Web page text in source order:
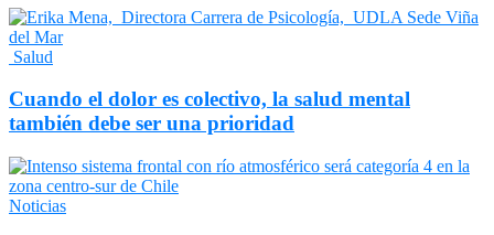
Salud
Cuando el dolor es colectivo, la salud mental
también debe ser una prioridad
Noticias